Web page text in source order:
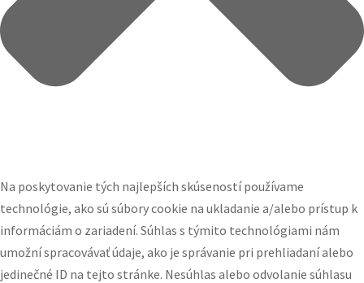
Na poskytovanie tých najlepších skúseností používame
technológie, ako sú súbory cookie na ukladanie a/alebo prístup k
informáciám o zariadení. Súhlas s týmito technológiami nám
umožní spracovávať údaje, ako je správanie pri prehliadaní alebo
jedinečné ID na tejto stránke. Nesúhlas alebo odvolanie súhlasu